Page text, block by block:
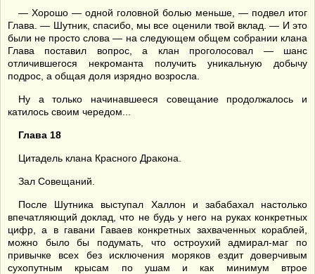
— Хорошо — одной головной болью меньше, — подвел итог
Глава. — Шутник, спасибо, мы все оценили твой вклад. — И это
были не просто слова — на следующем общем собрании клана
Глава поставил вопрос, а клан проголосовал — шанс
отличившегося некроманта получить уникальную добычу
подрос, а общая доля изрядно возросла.
Ну а только начинавшееся совещание продолжалось и
катилось своим чередом...
Глава 18
Цитадель клана Красного Дракона.
Зал Совещаний.
После Шутника выступал Халлон и забабахал настолько
впечатляющий доклад, что не будь у него на руках конкретных
цифр, а в гавани Гаваев конкретных захваченных кораблей,
можно было бы подумать, что остроухий адмирал-маг по
привычке всех без исключения моряков ездит доверчивым
сухопутным крысам по ушам и как минимум втрое